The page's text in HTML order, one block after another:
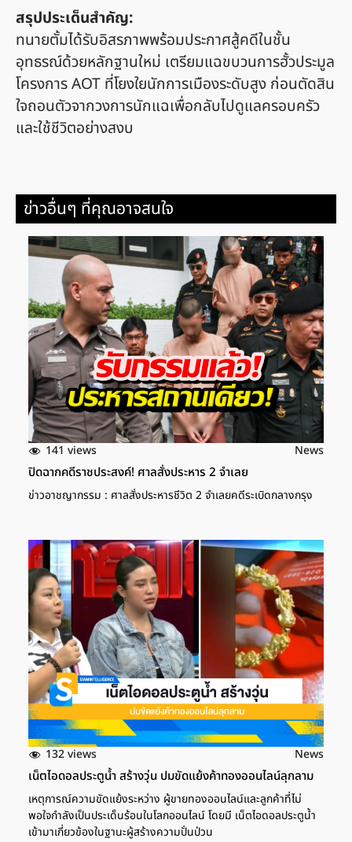
สรุปประเด็นสำคัญ:
ทนายตั้มได้รับอิสรภาพพร้อมประกาศสู้คดีในชั้น
อุทธรณ์ด้วยหลักฐานใหม่ เตรียมแฉขบวนการฮั้วประมูล
โครงการ AOT ที่โยงใยนักการเมืองระดับสูง ก่อนตัดสิน
ใจถอนตัวจากวงการนักแฉเพื่อกลับไปดูแลครอบครัว
และใช้ชีวิตอย่างสงบ
ข่าวอื่นๆ ที่คุณอาจสนใจ
141 views News
ปิดฉากคดีราชประสงค์! ศาลสั่งประหาร 2 จำเลย
ข่าวอาชญากรรม : ศาลสั่งประหารชีวิต 2 จำเลยคดีระเบิดกลางกรุง
132 views News
เน็ตไอดอลประตูน้ำ สร้างวุ่น ปมขัดแย้งค้าทองออนไลน์ลุกลาม
เหตุการณ์ความขัดแย้งระหว่าง ผู้ขายทองออนไลน์และลูกค้าที่ไม่
พอใจกำลังเป็นประเด็นร้อนในโลกออนไลน์ โดยมี เน็ตไอดอลประตูน้ำ
เข้ามาเกี่ยวข้องในฐานะผู้สร้างความปั่นป่วน